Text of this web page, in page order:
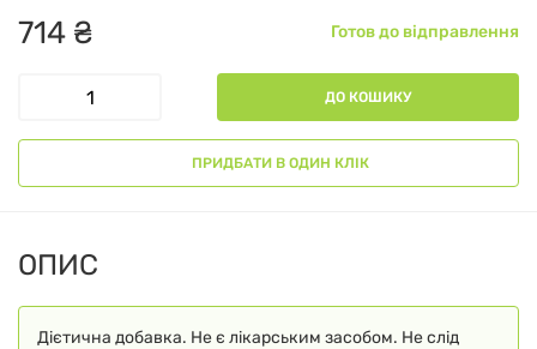
714 ₴ Готов до відправлення
ДО КОШИКУ
ПРИДБАТИ В ОДИН КЛІК
ОПИС
Дієтична добавка. Не є лікарським засобом. Не слід